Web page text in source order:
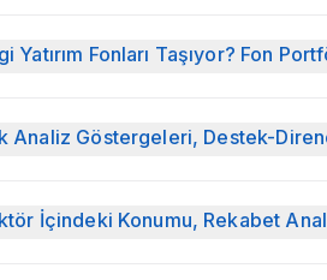
Yatırım Fonları Taşıyor? Fon
Analiz Göstergeleri, Destek-
İçindeki Konumu, Rekabet